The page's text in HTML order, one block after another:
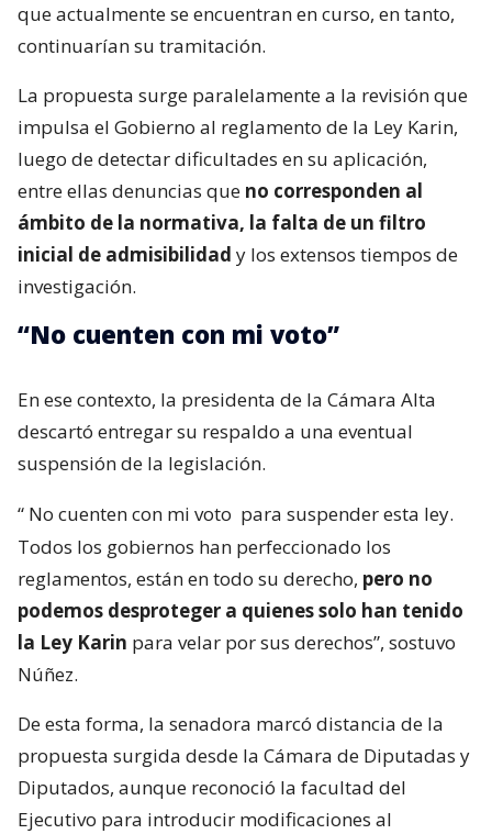
que actualmente se encuentran en curso, en tanto,
continuarían su tramitación.
La propuesta surge paralelamente a la revisión que
impulsa el Gobierno al reglamento de la Ley Karin,
luego de detectar dificultades en su aplicación,
entre ellas denuncias que no corresponden al
ámbito de la normativa, la falta de un filtro
inicial de admisibilidad y los extensos tiempos de
investigación.
“No cuenten con mi voto”
En ese contexto, la presidenta de la Cámara Alta
descartó entregar su respaldo a una eventual
suspensión de la legislación.
“ No cuenten con mi voto para suspender esta ley.
Todos los gobiernos han perfeccionado los
reglamentos, están en todo su derecho, pero no
podemos desproteger a quienes solo han tenido
la Ley Karin para velar por sus derechos”, sostuvo
Núñez.
De esta forma, la senadora marcó distancia de la
propuesta surgida desde la Cámara de Diputadas y
Diputados, aunque reconoció la facultad del
Ejecutivo para introducir modificaciones al